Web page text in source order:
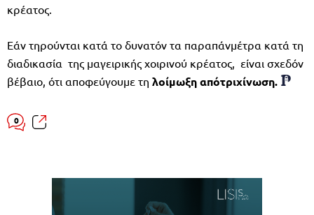
κρέατος.
Εάν τηρούνται κατά το δυνατόν τα παραπάνμέτρα κατά τη
διαδικασία της μαγειρικής χοιρινού κρέατος, είναι σχεδόν
βέβαιο, ότι αποφεύγουμε τη λοίμωξη απότριχίνωση.
0